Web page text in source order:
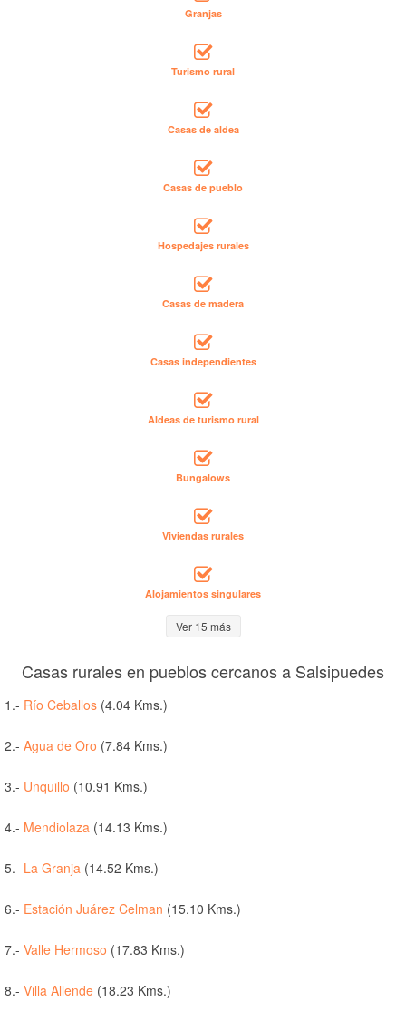
Granjas
Turismo rural
Casas de aldea
Casas de pueblo
Hospedajes rurales
Casas de madera
Casas independientes
Aldeas de turismo rural
Bungalows
Viviendas rurales
Alojamientos singulares
Ver 15 más
Casas rurales en pueblos cercanos a Salsipuedes
1.- Río Ceballos (4.04 Kms.)
2.- Agua de Oro (7.84 Kms.)
3.- Unquillo (10.91 Kms.)
4.- Mendiolaza (14.13 Kms.)
5.- La Granja (14.52 Kms.)
6.- Estación Juárez Celman (15.10 Kms.)
7.- Valle Hermoso (17.83 Kms.)
8.- Villa Allende (18.23 Kms.)